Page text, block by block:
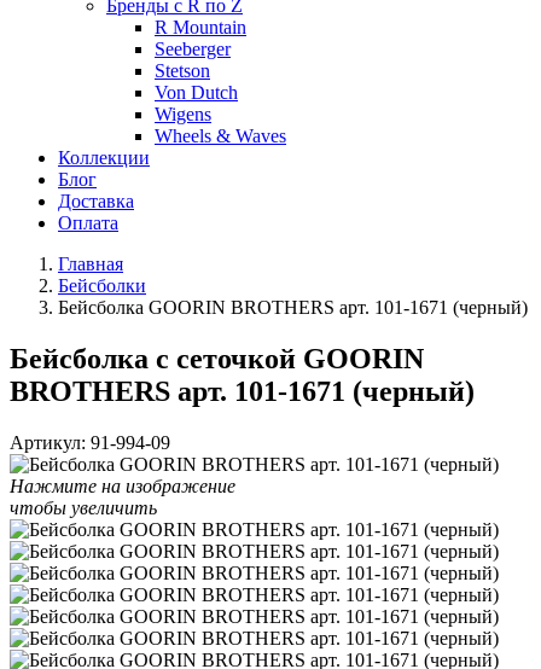
Бренды с R по Z
R Mountain
Seeberger
Stetson
Von Dutch
Wigens
Wheels & Waves
Коллекции
Блог
Доставка
Оплата
Главная
Бейсболки
Бейсболка GOORIN BROTHERS арт. 101-1671 (черный)
Бейсболка с сеточкой GOORIN
BROTHERS арт. 101-1671 (черный)
Артикул: 91-994-09
Нажмите на изображение
чтобы увеличить